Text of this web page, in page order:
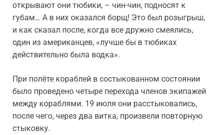
открывают они тюбики, – чин-чин, подносят к
губам… А в них оказался борщ! Это был розыгрыш,
и как сказал после, когда все дружно смеялись,
один из американцев, «лучше бы в тюбиках
действительно была водка».
При полёте кораблей в состыкованном состоянии
было проведено четыре перехода членов экипажей
между кораблями. 19 июля они расстыковались,
после чего, через два витка, произвели повторную
стыковку.